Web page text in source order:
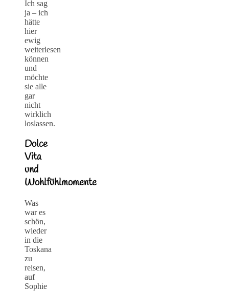
Ich sag
ja – ich
hätte
hier
ewig
weiterlesen
können
und
möchte
sie alle
gar
nicht
wirklich
loslassen.
Dolce
Vita
und
Wohlfühlmomente
Was
war es
schön,
wieder
in die
Toskana
zu
reisen,
auf
Sophie